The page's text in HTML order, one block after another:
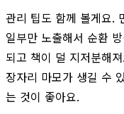
관리 팁도 함께 볼게요.
일부만 노출해서 순환
되고 책이 덜 지저분해
장자리 마모가 생길 수
는 것이 좋아요.